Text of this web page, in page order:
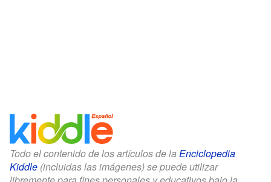
Todo el contenido de los artículos de la Enciclopedia
Kiddle (incluidas las imágenes) se puede utilizar